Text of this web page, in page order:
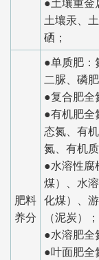
土壤汞、
硒；
肥料
养分
●单质肥：
二脲、磷
●复合肥全
●有机肥全
态氮、有
氮、有机质
●水溶性腐
煤）、水
化煤）、
（泥炭）；
●水溶肥全
●叶面肥全